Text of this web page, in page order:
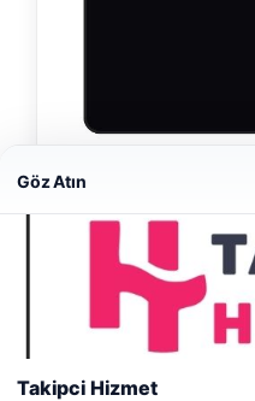
Prenses Night Club
Nisan 29, 2026
Web sitemizi nasıl
deneyiminizi kişiselleştirmek
Göz Atın
Takipci Hizmet